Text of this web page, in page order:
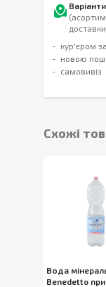
кур'єром
новою
самовивіз
Cхожі
Вода
Benedetto